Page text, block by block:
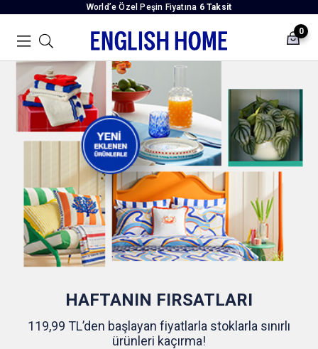
World’e Özel Peşin Fiyatına 6 Taksit
0
HAFTANIN FIRSATLARI
119,99 TL’den başlayan fiyatlarla stoklarla sınırlı
ürünleri kaçırma!